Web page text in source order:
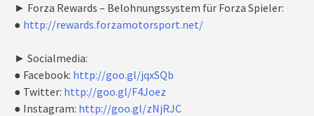
► Forza Rewards – Belohnungssystem für Forza Spieler:
● http://rewards.forzamotorsport.net/
► Socialmedia:
● Facebook: http://goo.gl/jqxSQb
● Twitter: http://goo.gl/F4Joez
● Instagram: http://goo.gl/zNjRJC